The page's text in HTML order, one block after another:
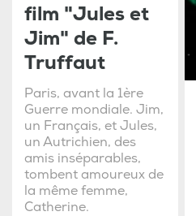
film "Jules et
Jim" de F.
Truffaut
Paris, avant la 1ère
Guerre mondiale. Jim,
un Français, et Jules,
un Autrichien, des
amis inséparables,
tombent amoureux de
la même femme,
Catherine.